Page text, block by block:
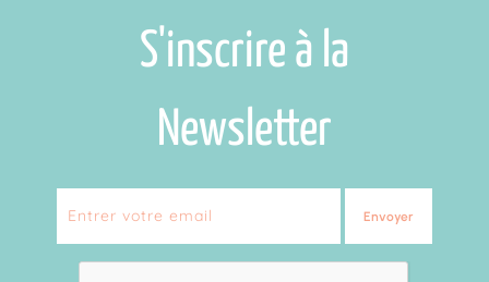
S'inscrire à la
Newsletter
Envoyer